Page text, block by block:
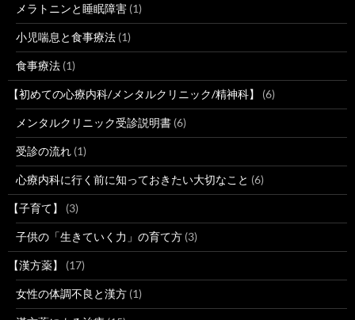
メラトニンと睡眠障害 (1)
小児喘息と食事療法 (1)
食事療法 (1)
【初めての心療内科/メンタルクリニック/精神科】 (6)
メンタルクリニック受診説明書 (6)
受診の流れ (1)
心療内科に行く前に知っておきたい大切なこと (6)
【子育て】 (3)
子供の「生きていく力」の育て方 (3)
【漢方薬】 (17)
女性の体調不良と漢方 (1)